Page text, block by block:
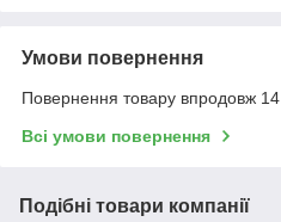
Умови повернення
Повернення товару впродовж 14
Всі умови повернення
Подібні товари компанії